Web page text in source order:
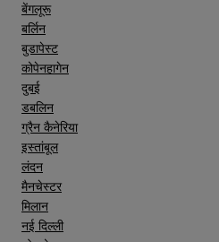
बेंगलूरू
बर्लिन
बुडापेस्ट
कोपेनहागेन
दुबई
डबलिन
ग्रैन कैनेरिया
इस्तांबूल
लंदन
मैनचेस्टर
मिलान
नई दिल्ली